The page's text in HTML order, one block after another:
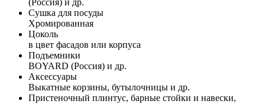
Сушка для посуды
Хромированная
Цоколь
в цвет фасадов или корпуса
Подъемники
BOYARD (Россия) и др.
Аксессуары
Выкатные корзины, бутылочницы и др.
Пристеночный плинтус, барные стойки и навески,